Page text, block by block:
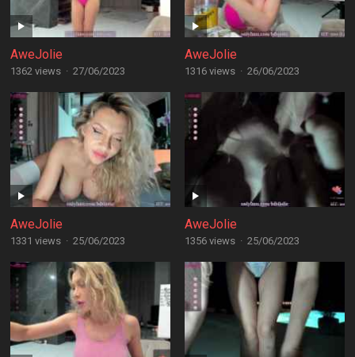
AweJolie
1362 views · 27/06/2023
AweJolie
1316 views · 26/06/2023
AweJolie
1331 views · 25/06/2023
AweJolie
1356 views · 25/06/2023